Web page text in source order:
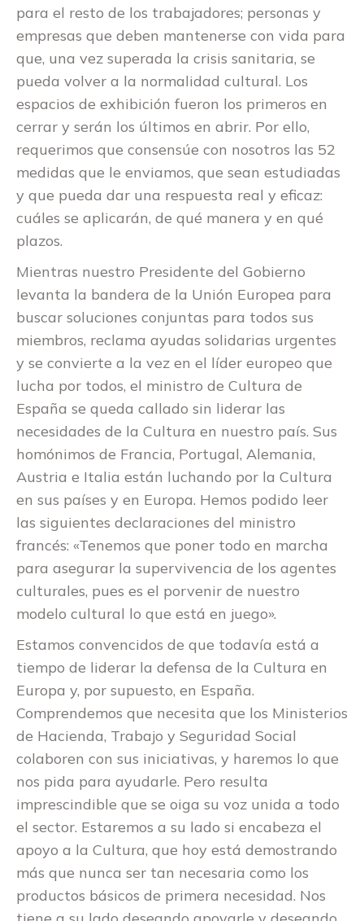
para el resto de los trabajadores; personas y
empresas que deben mantenerse con vida para
que, una vez superada la crisis sanitaria, se
pueda volver a la normalidad cultural. Los
espacios de exhibición fueron los primeros en
cerrar y serán los últimos en abrir. Por ello,
requerimos que consensúe con nosotros las 52
medidas que le enviamos, que sean estudiadas
y que pueda dar una respuesta real y eficaz:
cuáles se aplicarán, de qué manera y en qué
plazos.
Mientras nuestro Presidente del Gobierno
levanta la bandera de la Unión Europea para
buscar soluciones conjuntas para todos sus
miembros, reclama ayudas solidarias urgentes
y se convierte a la vez en el líder europeo que
lucha por todos, el ministro de Cultura de
España se queda callado sin liderar las
necesidades de la Cultura en nuestro país. Sus
homónimos de Francia, Portugal, Alemania,
Austria e Italia están luchando por la Cultura
en sus países y en Europa. Hemos podido leer
las siguientes declaraciones del ministro
francés: «Tenemos que poner todo en marcha
para asegurar la supervivencia de los agentes
culturales, pues es el porvenir de nuestro
modelo cultural lo que está en juego».
Estamos convencidos de que todavía está a
tiempo de liderar la defensa de la Cultura en
Europa y, por supuesto, en España.
Comprendemos que necesita que los Ministerios
de Hacienda, Trabajo y Seguridad Social
colaboren con sus iniciativas, y haremos lo que
nos pida para ayudarle. Pero resulta
imprescindible que se oiga su voz unida a todo
el sector. Estaremos a su lado si encabeza el
apoyo a la Cultura, que hoy está demostrando
más que nunca ser tan necesaria como los
productos básicos de primera necesidad. Nos